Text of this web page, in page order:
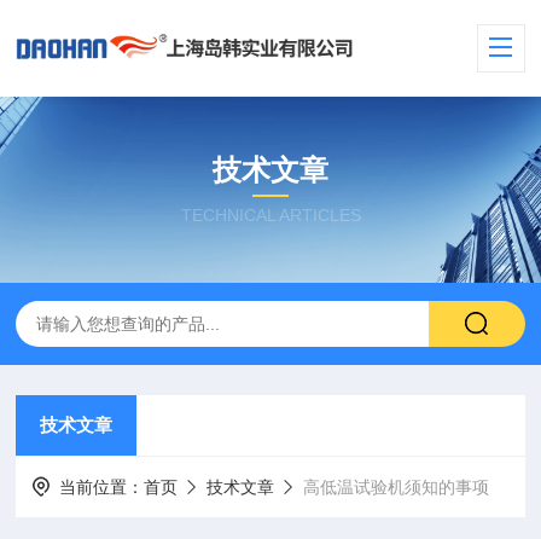
技术文章
TECHNICAL ARTICLES
技术文章
当前位置：首页 技术文章 高低温试验机须知的事项